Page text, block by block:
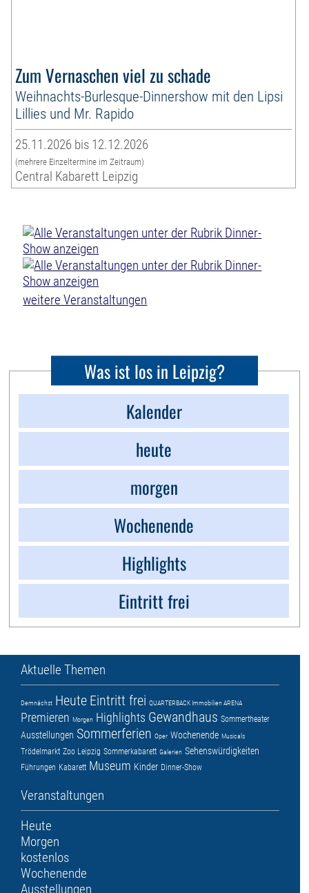
Zum Vernaschen viel zu schade
Weihnachts-Burlesque-Dinnershow mit den Lipsi
Lillies und Mr. Rapido
25.11.2026 bis 12.12.2026
(mehrere Einzeltermine im Zeitraum)
Central Kabarett Leipzig
weitere Veranstaltungen
Was ist los in Leipzig?
Kalender
heute
morgen
Wochenende
Highlights
Eintritt frei
Aktuelle Themen
Demnächst Heute Eintritt frei QUARTERBACK Immobilien ARENA
Premieren Morgen Highlights Gewandhaus Sommertheater
Ausstellungen Sommerferien Oper Wochenende Musicals
Trödelmarkt Zoo Leipzig Sommerkabarett Galerien Sehenswürdigkeiten
Führungen Kabarett Museum Kinder Dinner-Show
Veranstaltungen
Heute
Morgen
kostenlos
Wochenende
Ausstellungen